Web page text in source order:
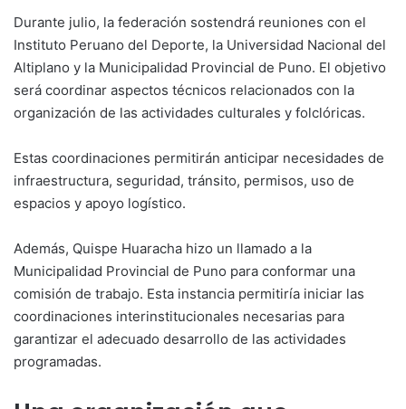
Durante julio, la federación sostendrá reuniones con el
Instituto Peruano del Deporte, la Universidad Nacional del
Altiplano y la Municipalidad Provincial de Puno. El objetivo
será coordinar aspectos técnicos relacionados con la
organización de las actividades culturales y folclóricas.
Estas coordinaciones permitirán anticipar necesidades de
infraestructura, seguridad, tránsito, permisos, uso de
espacios y apoyo logístico.
Además, Quispe Huaracha hizo un llamado a la
Municipalidad Provincial de Puno para conformar una
comisión de trabajo. Esta instancia permitiría iniciar las
coordinaciones interinstitucionales necesarias para
garantizar el adecuado desarrollo de las actividades
programadas.